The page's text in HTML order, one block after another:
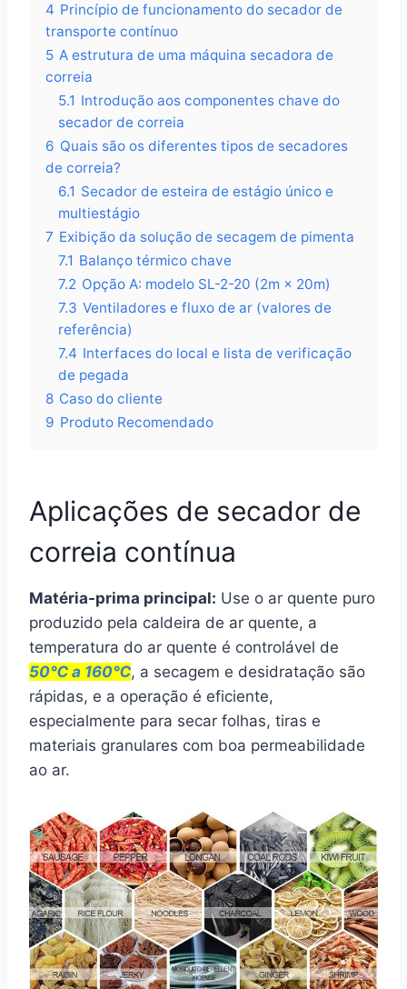
4 Princípio de funcionamento do secador de
transporte contínuo
5 A estrutura de uma máquina secadora de
correia
5.1 Introdução aos componentes chave do
secador de correia
6 Quais são os diferentes tipos de secadores
de correia?
6.1 Secador de esteira de estágio único e
multiestágio
7 Exibição da solução de secagem de pimenta
7.1 Balanço térmico chave
7.2 Opção A: modelo SL-2-20 (2m × 20m)
7.3 Ventiladores e fluxo de ar (valores de
referência)
7.4 Interfaces do local e lista de verificação
de pegada
8 Caso do cliente
9 Produto Recomendado
Aplicações de secador de
correia contínua
Matéria-prima principal: Use o ar quente puro
produzido pela caldeira de ar quente, a
temperatura do ar quente é controlável de
50℃ a 160℃, a secagem e desidratação são
rápidas, e a operação é eficiente,
especialmente para secar folhas, tiras e
materiais granulares com boa permeabilidade
ao ar.